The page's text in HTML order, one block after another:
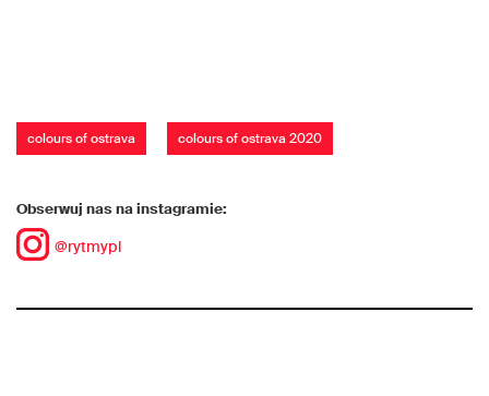
colours of ostrava colours of ostrava 2020
Obserwuj nas na instagramie:
@rytmypl